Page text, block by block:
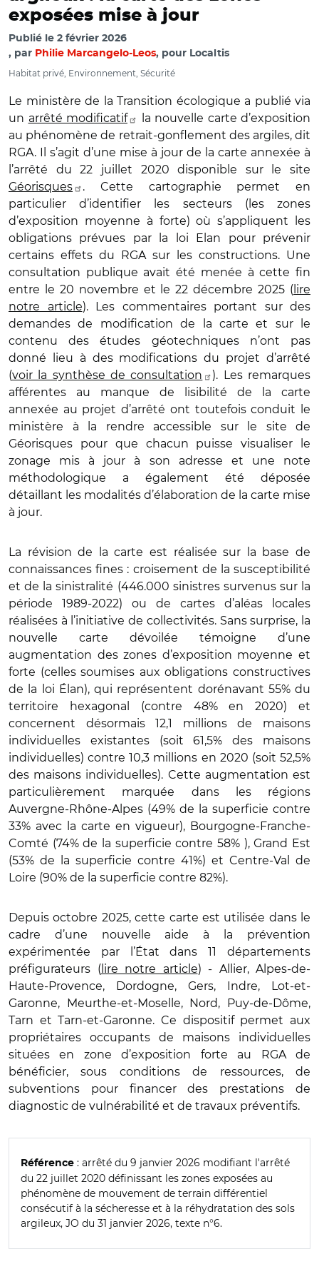
exposées mise à jour
Publié le 2 février 2026
par Philie Marcangelo-Leos, pour Localtis
Habitat privé, Environnement, Sécurité
Le ministère de la Transition écologique a publié via
un arrêté modificatif
la nouvelle carte d’exposition
au phénomène de retrait-gonflement des argiles, dit
RGA. Il s’agit d’une mise à jour de la carte annexée à
l’arrêté du 22 juillet 2020 disponible sur le site
Géorisques
. Cette cartographie permet en
particulier d’identifier les secteurs (les zones
d’exposition moyenne à forte) où s’appliquent les
obligations prévues par la loi Elan pour prévenir
certains effets du RGA sur les constructions. Une
consultation publique avait été menée à cette fin
entre le 20 novembre et le 22 décembre 2025 ( lire
notre article). Les commentaires portant sur des
demandes de modification de la carte et sur le
contenu des études géotechniques n’ont pas
donné lieu à des modifications du projet d’arrêté
(voir la synthèse de consultation
). Les remarques
afférentes au manque de lisibilité de la carte
annexée au projet d’arrêté ont toutefois conduit le
ministère à la rendre accessible sur le site de
Géorisques pour que chacun puisse visualiser le
zonage mis à jour à son adresse et une note
méthodologique a également été déposée
détaillant les modalités d’élaboration de la carte mise
à jour.
La révision de la carte est réalisée sur la base de
connaissances fines : croisement de la susceptibilité
et de la sinistralité (446.000 sinistres survenus sur la
période 1989-2022) ou de cartes d’aléas locales
réalisées à l’initiative de collectivités. Sans surprise, la
nouvelle carte dévoilée témoigne d’une
augmentation des zones d’exposition moyenne et
forte (celles soumises aux obligations constructives
de la loi Élan), qui représentent dorénavant 55% du
territoire hexagonal (contre 48% en 2020) et
concernent désormais 12,1 millions de maisons
individuelles existantes (soit 61,5% des maisons
individuelles) contre 10,3 millions en 2020 (soit 52,5%
des maisons individuelles). Cette augmentation est
particulièrement marquée dans les régions
Auvergne-Rhône-Alpes (49% de la superficie contre
33% avec la carte en vigueur), Bourgogne-Franche-
Comté (74% de la superficie contre 58% ), Grand Est
(53% de la superficie contre 41%) et Centre-Val de
Loire (90% de la superficie contre 82%).
Depuis octobre 2025, cette carte est utilisée dans le
cadre d’une nouvelle aide à la prévention
expérimentée par l’État dans 11 départements
préfigurateurs (lire notre article) - Allier, Alpes-de-
Haute-Provence, Dordogne, Gers, Indre, Lot-et-
Garonne, Meurthe-et-Moselle, Nord, Puy-de-Dôme,
Tarn et Tarn-et-Garonne. Ce dispositif permet aux
propriétaires occupants de maisons individuelles
situées en zone d’exposition forte au RGA de
bénéficier, sous conditions de ressources, de
subventions pour financer des prestations de
diagnostic de vulnérabilité et de travaux préventifs.
Référence : arrêté du 9 janvier 2026 modifiant l'arrêté
du 22 juillet 2020 définissant les zones exposées au
phénomène de mouvement de terrain différentiel
consécutif à la sécheresse et à la réhydratation des sols
argileux, JO du 31 janvier 2026, texte n°6.